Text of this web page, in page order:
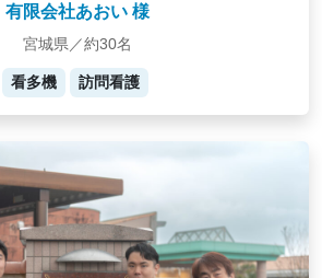
有限会社あおい 様
宮城県／約30名
看多機 訪問看護